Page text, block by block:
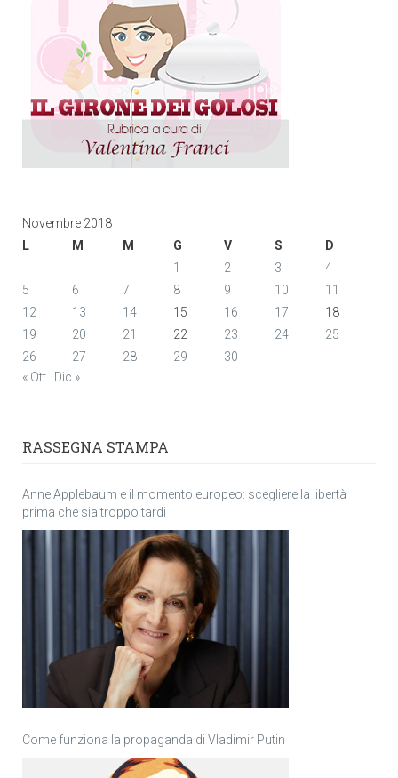
Novembre 2018
L
M M G V S
D
1
2 3
4
5
6 7 8 9 10
11
12
13 14 15 16 17
18
19
20 21 22 23 24
25
26
27 28 29
30
« Ott
Dic »
RASSEGNA STAMPA
Anne Applebaum e il momento europeo: scegliere la libertà
prima che sia troppo tardi
Come funziona la propaganda di Vladimir Putin